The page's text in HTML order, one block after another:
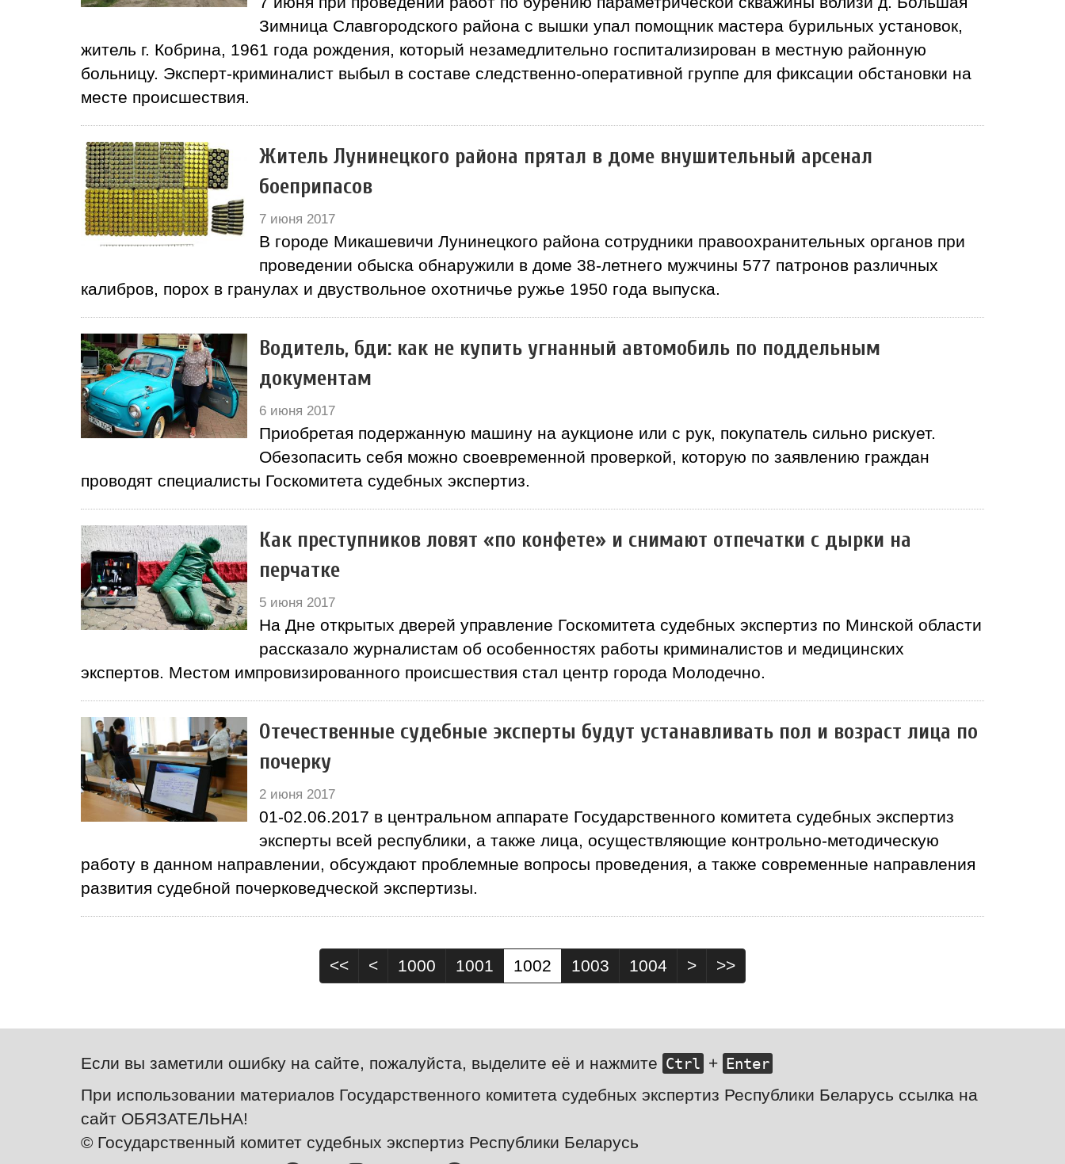
Зимница Славгородского района с вышки упал помощник мастера бурильных установок,
житель г. Кобрина, 1961 года рождения, который незамедлительно госпитализирован в местную районную
больницу. Эксперт-криминалист выбыл в составе следственно-оперативной группе для фиксации обстановки на
месте происшествия.
Житель Лунинецкого района прятал в доме внушительный арсенал
боеприпасов
7 июня 2017
В городе Микашевичи Лунинецкого района сотрудники правоохранительных органов при
проведении обыска обнаружили в доме 38-летнего мужчины 577 патронов различных
калибров, порох в гранулах и двуствольное охотничье ружье 1950 года выпуска.
Водитель, бди: как не купить угнанный автомобиль по поддельным
документам
6 июня 2017
Приобретая подержанную машину на аукционе или с рук, покупатель сильно рискует.
Обезопасить себя можно своевременной проверкой, которую по заявлению граждан
проводят специалисты Госкомитета судебных экспертиз.
Как преступников ловят «по конфете» и снимают отпечатки с дырки на
перчатке
5 июня 2017
На Дне открытых дверей управление Госкомитета судебных экспертиз по Минской области
рассказало журналистам об особенностях работы криминалистов и медицинских
экспертов. Местом импровизированного происшествия стал центр города Молодечно.
Отечественные судебные эксперты будут устанавливать пол и возраст лица по
почерку
2 июня 2017
01-02.06.2017 в центральном аппарате Государственного комитета судебных экспертиз
эксперты всей республики, а также лица, осуществляющие контрольно-методическую
работу в данном направлении, обсуждают проблемные вопросы проведения, а также современные направления
развития судебной почерковедческой экспертизы.
<< < 1000 1001 1002 1003 1004 > >>
Если вы заметили ошибку на сайте, пожалуйста, выделите её и нажмите Ctrl + Enter
При использовании материалов Государственного комитета судебных экспертиз Республики Беларусь ссылка на
сайт ОБЯЗАТЕЛЬНА!
© Государственный комитет судебных экспертиз Республики Беларусь